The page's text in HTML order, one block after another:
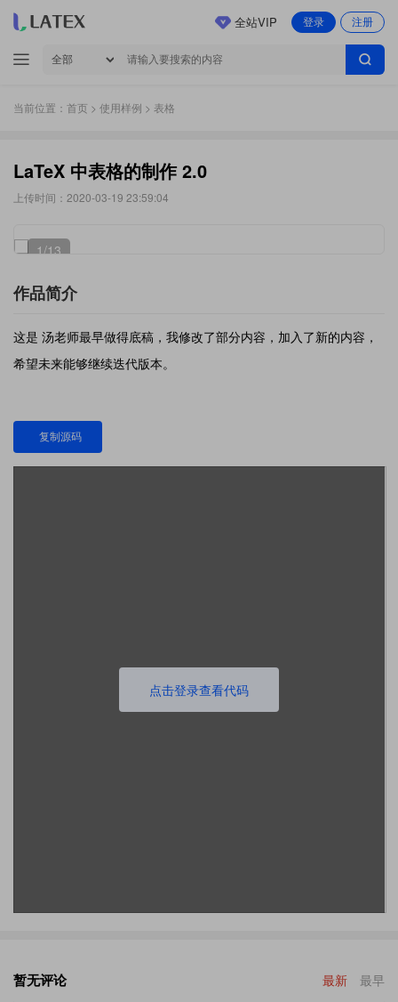
登录 注册
全站VIP
当前位置： 首页 > 使用样例 > 表格
LaTeX 中表格的制作 2.0
上传时间：2020-03-19 23:59:04
1/13
作品简介
这是 汤老师最早做得底稿，我修改了部分内容，加入了新的内容，
希望未来能够继续迭代版本。
复制源码
点击登录查看代码
暂无评论 最新 最早